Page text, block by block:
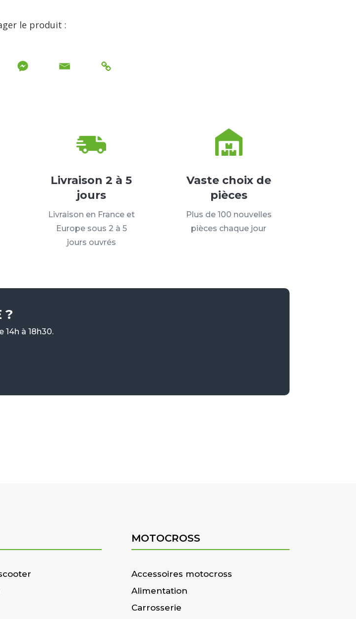
le produit :
Livraison 2 à 5
jours
Livraison en France et
Europe sous 2 à 5
jours ouvrés
Vaste choix de
pièces
Plus de 100 nouvelles
pièces chaque jour
?
à 18h30.
MOTOCROSS
Accessoires motocross
Alimentation
Carrosserie